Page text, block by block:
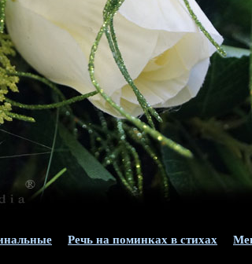
Речь на поминках в стихах